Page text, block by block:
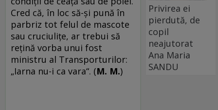
Cred că, în loc să-şi pună în
parbriz tot felul de mascote
sau cruciuliţe, ar trebui să
reţină vorba unui fost
ministru al Transporturilor:
„Iarna nu-i ca vara“. (M. M.)
Privirea ei
pierdută, de
copil
neajutorat
Ana Maria
SANDU